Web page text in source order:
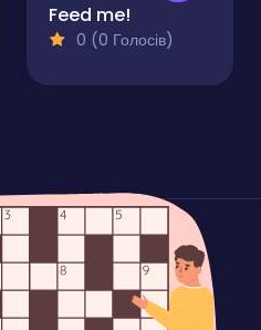
Feed me!
0 (0 Голосів)